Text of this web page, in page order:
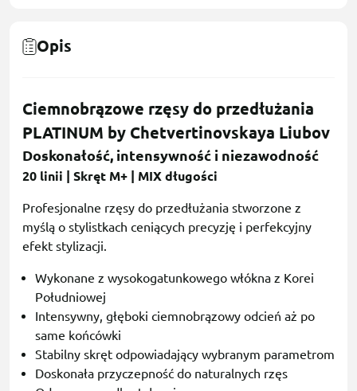
Opis
Ciemnobrązowe rzęsy do przedłużania
PLATINUM by Chetvertinovskaya Liubov
Doskonałość, intensywność i niezawodność
20 linii | Skręt M+ | MIX długości
Profesjonalne rzęsy do przedłużania stworzone z
myślą o stylistkach ceniących precyzję i perfekcyjny
efekt stylizacji.
Wykonane z wysokogatunkowego włókna z Korei
Południowej
Intensywny, głęboki ciemnobrązowy odcień aż po
same końcówki
Stabilny skręt odpowiadający wybranym parametrom
Doskonała przyczepność do naturalnych rzęs